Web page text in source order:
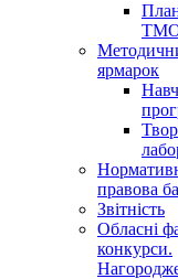
ярмарок
правова
Звітність
Обласні
конкурси.